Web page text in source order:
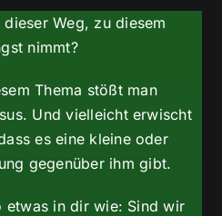
Weg, zu diesem
nimmt?
Thema stößt man
Und vielleicht erwischt
es eine kleine oder
gegenüber ihm gibt.
etwas in dir wie: Sind wir